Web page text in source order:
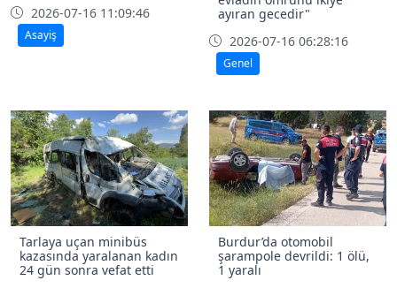
2026-07-16 11:09:46
Asayiş
ayıran gecedir"
2026-07-16 06:28:16
Genel
Tarlaya uçan minibüs
kazasında yaralanan kadın
24 gün sonra vefat etti
Burdur’da otomobil
şarampole devrildi: 1 ölü,
1 yaralı